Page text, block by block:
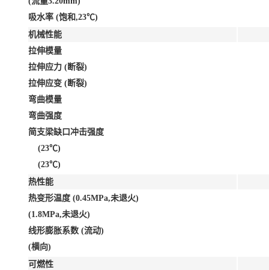
吸水率 (饱和,23℃)
机械性能
拉伸模量
拉伸应力 (断裂)
拉伸应变 (断裂)
弯曲模量
弯曲强度
简支梁缺口冲击强度
(23℃)
(23℃)
热性能
热变形温度 (0.45MPa,未退火)
(1.8MPa,未退火)
线形膨胀系数 (流动)
(横向)
可燃性